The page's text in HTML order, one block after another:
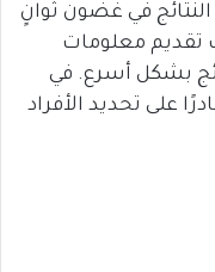
في غضون ثوانٍ
تقديم معلومات
بشكل أسرع. في
على تحديد الأفراد